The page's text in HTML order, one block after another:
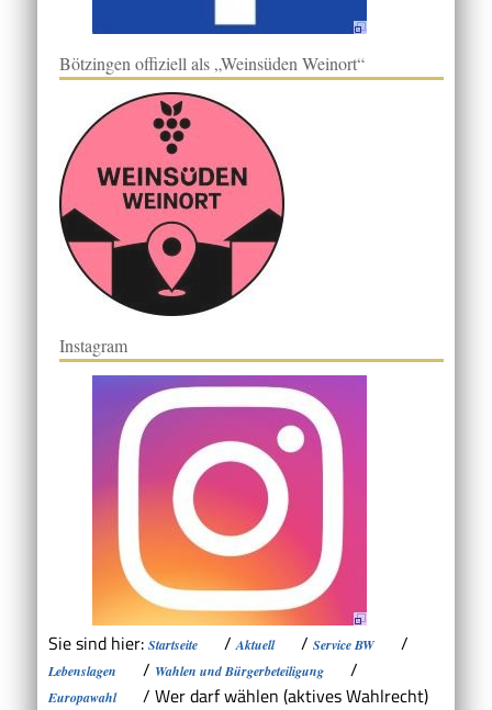
Bötzingen offiziell als „Weinsüden Weinort“
Instagram
Sie sind hier: Startseite /Aktuell / Service BW /
Lebenslagen / Wahlen und Bürgerbeteiligung /
Europawahl / Wer darf wählen (aktives Wahlrecht)